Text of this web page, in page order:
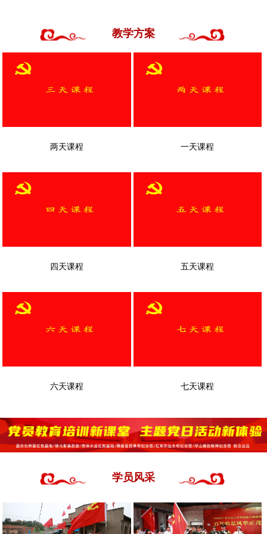
教学方案
两天课程 一天课程
四天课程 五天课程
六天课程 七天课程
学员风采